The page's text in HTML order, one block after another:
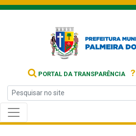
PORTAL DA TRANSPARÊNCIA ?